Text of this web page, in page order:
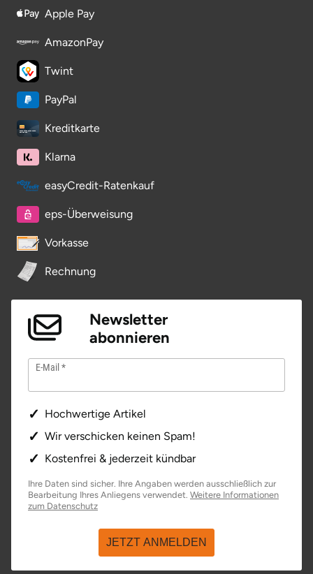
Apple Pay
AmazonPay
Twint
PayPal
Kreditkarte
Klarna
easyCredit-Ratenkauf
eps-Überweisung
Vorkasse
Rechnung
Newsletter
abonnieren
E-Mail
Hochwertige Artikel
Wir verschicken keinen Spam!
Kostenfrei & jederzeit kündbar
Ihre Daten sind sicher. Ihre Angaben werden ausschließlich zur
Bearbeitung Ihres Anliegens verwendet. Weitere Informationen
zum Datenschutzöffnet in neuem Fenster
JETZT ANMELDEN